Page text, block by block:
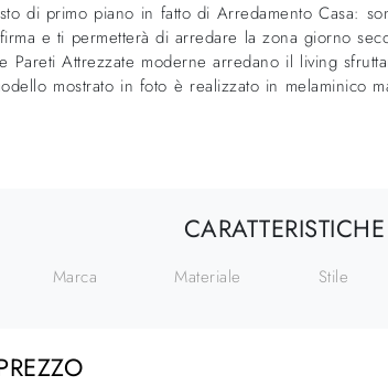
di primo piano in fatto di Arredamento Casa:
e ti permetterà di arredare la zona giorno
Attrezzate moderne arredano il living
mostrato in foto è realizzato in melaminico
CARATTERISTICHE
Marca Materiale Stile